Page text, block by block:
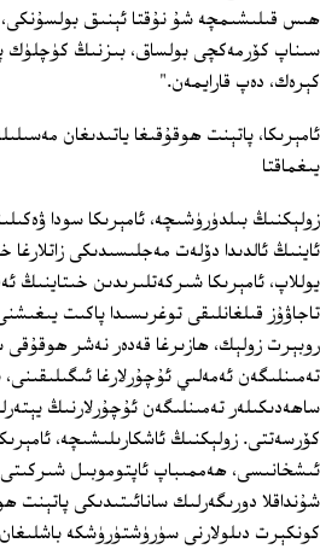
ھىس قىلىشىمچە شۇ نۇقتا ئېنىق بولسۇنكى،
سىناپ كۆرمەكچى بولساق، بىزنىڭ كۈچلۈك
كېرەك، دەپ قارايمەن."
ئامېرىكا، پاتېنت ھوقۇقىغا ياتىدىغان
يىغماقتا
زولېكنىڭ بىلدۈرۈشىچە، ئامېرىكا سودا
ئاينىڭ ئالدىدا دۆلەت مەجلىسىدىكى
يوللاپ، ئامېرىكا شىركەتلىرىدىن خىتاينىڭ
تاجاۋۇز قىلغانلىقى توغرىسىدا پاكىت
روبېرت زولېك، ھازىرغا قەدەر نەشر ھوقۇقى
تەمىنلىگەن ئەمەلىي ئۇچۇرلارغا ئىگىلىقىنى،
ساھەدىكىلەر تەمىنلىگەن ئۇچۇرلارنىڭ
كۆرسەتتى. زولېكنىڭ ئاشكارىلىشىچە،
شۇنداقلا دورىگەرلىك سانائىتىدىكى پاتېنت
كونكېرت دىلولارنى سۈرۈشتۈرۈشكە